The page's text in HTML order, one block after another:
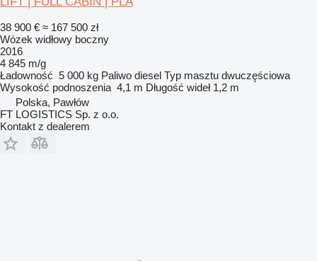
38 900 € ≈ 167 500 zł
Wózek widłowy boczny
2016
4 845 m/g
Ładowność 5 000 kg Paliwo diesel Typ masztu dwuczęściowa
Wysokość podnoszenia 4,1 m Długość wideł 1,2 m
Polska, Pawłów
FT LOGISTICS Sp. z o.o.
Kontakt z dealerem